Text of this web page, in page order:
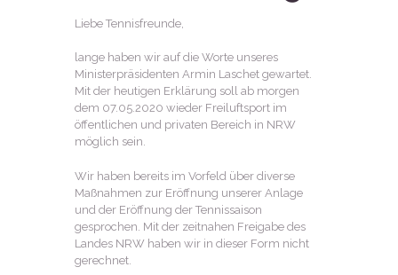
Liebe Tennisfreunde,
lange haben wir auf die Worte unseres
Ministerpräsidenten Armin Laschet gewartet.
Mit der heutigen Erklärung soll ab morgen
dem 07.05.2020 wieder Freiluftsport im
öffentlichen und privaten Bereich in NRW
möglich sein.
Wir haben bereits im Vorfeld über diverse
Maßnahmen zur Eröffnung unserer Anlage
und der Eröffnung der Tennissaison
gesprochen. Mit der zeitnahen Freigabe des
Landes NRW haben wir in dieser Form nicht
gerechnet.